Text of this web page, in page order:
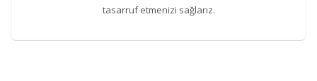
tasarruf etmenizi sağlarız.